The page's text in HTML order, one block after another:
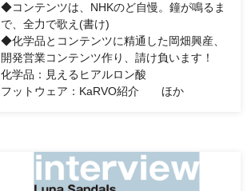
◆コンテンツは、NHKのど自慢。鐘が鳴るま
で、全力で歌え(書け)
◆化学品とコンテンツに精通した岡畑興産、
開発営業コンテンツ作り、請け負います！
化学品：見えるヒアルロン酸
フットウェア：KaRVO紹介 ほか